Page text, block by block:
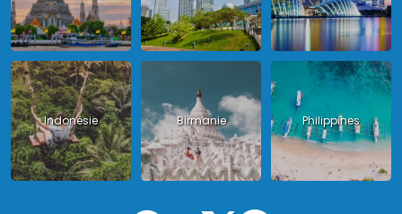
Indonésie Birmanie Philippines